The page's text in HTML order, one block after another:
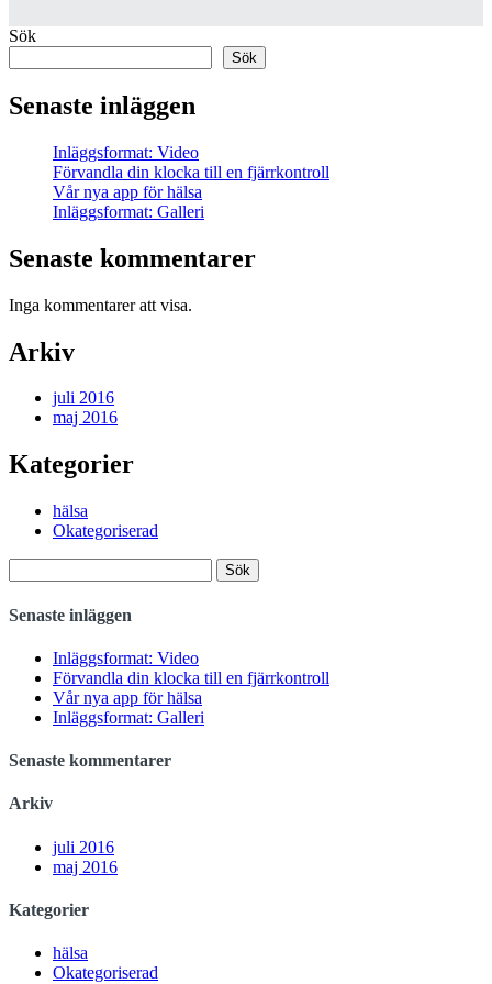
Sök
Sök
Senaste inläggen
Inläggsformat: Video
Förvandla din klocka till en fjärrkontroll
Vår nya app för hälsa
Inläggsformat: Galleri
Senaste kommentarer
Inga kommentarer att visa.
Arkiv
juli 2016
maj 2016
Kategorier
hälsa
Okategoriserad
efter:
Senaste inläggen
Inläggsformat: Video
Förvandla din klocka till en fjärrkontroll
Vår nya app för hälsa
Inläggsformat: Galleri
Senaste kommentarer
Arkiv
juli 2016
maj 2016
Kategorier
hälsa
Okategoriserad